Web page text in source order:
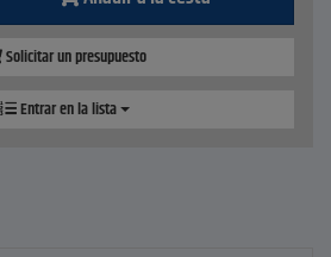
Solicitar un presupuesto
Entrar en la lista